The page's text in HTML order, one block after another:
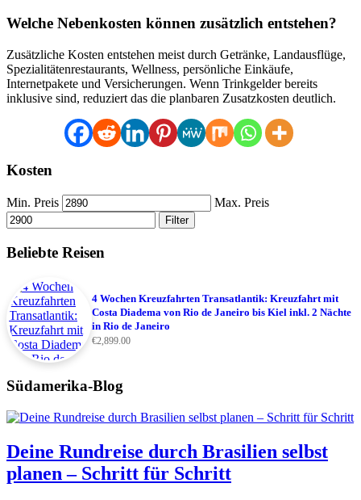
Welche Nebenkosten können zusätzlich entstehen?
Zusätzliche Kosten entstehen meist durch Getränke, Landausflüge,
Spezialitätenrestaurants, Wellness, persönliche Einkäufe,
Internetpakete und Versicherungen. Wenn Trinkgelder bereits
inklusive sind, reduziert das die planbaren Zusatzkosten deutlich.
Kosten
Min. Preis Max. Preis
Filter
Beliebte Reisen
4 Wochen Kreuzfahrten Transatlantik: Kreuzfahrt mit
Costa Diadema von Rio de Janeiro bis Kiel inkl. 2 Nächte
in Rio de Janeiro
€2,899.00
Südamerika-Blog
Deine Rundreise durch Brasilien selbst
planen – Schritt für Schritt